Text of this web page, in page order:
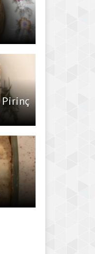
Pirinç